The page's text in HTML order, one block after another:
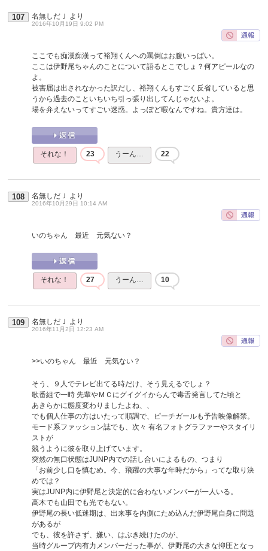
107 名無しだＪ より
2016年10月19日 9:02 PM
ここでも痴漢痴漢って裕翔くんへの罵倒はお腹いっぱい。
ここは伊野尾ちゃんのことについて語るとこでしょ？何アピールなの
よ。
被害届は出されなかった訳だし、裕翔くんもすごく反省していると思
うから過去のこといちいち引っ張り出してんじゃないよ。
場を弁えないってすごい迷惑。よっぽど暇なんですね。貴方達は。
それな！ 23 うーん… 22
108 名無しだＪ より
2016年10月29日 10:14 AM
いのちゃん 最近 元気ない？
それな！ 27 うーん… 10
109 名無しだＪ より
2016年11月2日 12:23 AM
>>いのちゃん 最近 元気ない？
そう、９人でテレビ出てる時だけ、そう見えるでしょ？
歌番組で一時 先輩やＭＣにグイグイからんで毒舌発言してた頃と
あきらかに態度変わりましたよね、、
でも個人仕事の方はいたって順調で、ピーチガールも予告映像解禁。
モード系ファッション誌でも、次々 有名フォトグラファーやスタイリ
ストが
競うように彼を取り上げています。
突然の無口状態はJUNP内での話し合いによるもの、つまり
「お前少し口を慎むめ。今、飛躍の大事な年時だから」ってな取り決
めでは？
実はJUNP内に伊野尾と決定的に合わないメンバーが一人いる。
高木でも山田でも光でもない。
伊野尾の長い低迷期は、出来事を内側にため込んだ伊野尾自身に問題
があるが
でも、彼を許さず、嫌い、はぶき続けたのが、
当時グループ内有力メンバーだった事が、伊野尾の大きな抑圧となっ